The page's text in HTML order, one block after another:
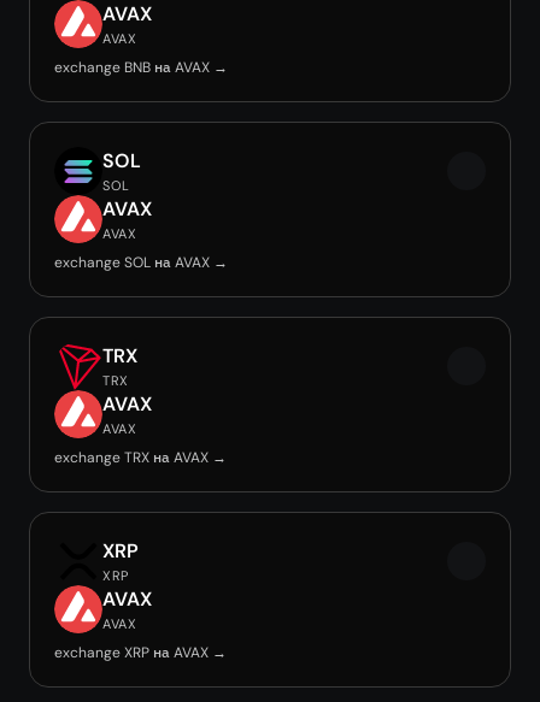
AVAX
AVAX
exchange BNB на AVAX →
SOL
SOL
AVAX
AVAX
exchange SOL на AVAX →
TRX
TRX
AVAX
AVAX
exchange TRX на AVAX →
XRP
XRP
AVAX
AVAX
exchange XRP на AVAX →